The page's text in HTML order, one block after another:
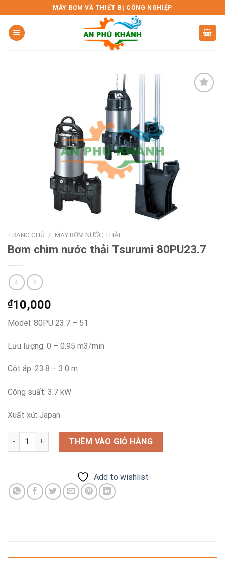
to
content
MÁY BƠM VÀ THIẾT BỊ CÔNG NGHIỆP
TRANG CHỦ / MÁY BƠM NƯỚC THẢI
Bơm chìm nước thải Tsurumi 80PU23.7
₫10,000
Model: 80PU 23.7 – 51
Lưu lượng: 0 – 0.95 m3/min
Cột áp: 23.8 – 3.0 m
Công suất: 3.7 kW
Xuất xứ: Japan
Bơm chìm nước thải Tsurumi 80PU23.7 số lượng
THÊM VÀO GIỎ HÀNG
Add to wishlist